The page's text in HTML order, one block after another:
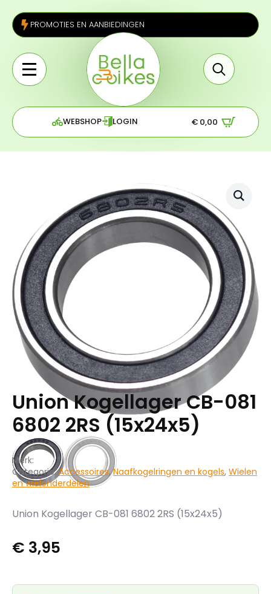
PROMOTIES EN AANBIEDINGEN
for:
WEBSHOP LOGIN € 0,00
Union Kogellager CB-081
6802 2RS (15x24x5)
Merk:
Categorie:Accessoires,Naafkogelringen en kogels, Wielen
en wielonderdelen
Union Kogellager CB-081 6802 2RS (15x24x5)
€ 3,95